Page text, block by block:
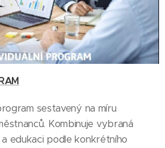
sestavený na míru
Kombinuje vybraná
edukaci podle konkrétního